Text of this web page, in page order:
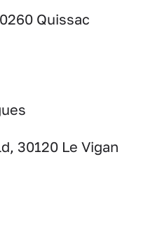
Quissac
30120 Le Vigan